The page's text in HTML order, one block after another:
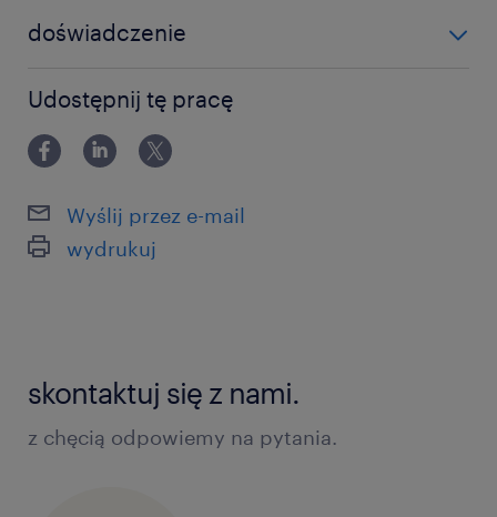
doświadczenie
Udostępnij tę pracę
Wyślij przez e-mail
wydrukuj
skontaktuj się z nami.
z chęcią odpowiemy na pytania.